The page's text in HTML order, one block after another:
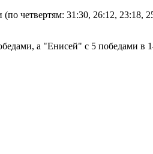
четвертям: 31:30, 26:12,
а "Енисей" с 5 победами в